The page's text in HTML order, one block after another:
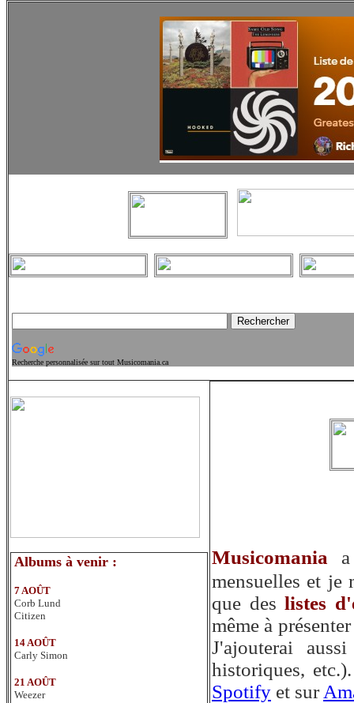
Recherche personnalisée sur tout Musicomania.ca
Albums à venir :
7 AOÛT
Corb Lund
Citizen
14 AOÛT
Carly Simon
21 AOÛT
Weezer
Musicomania
mensuelles et je
que deslistes
même à
J'ajouterai
historiques,
Spotify et sur